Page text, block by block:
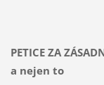
PETICE ZA
a nejen to